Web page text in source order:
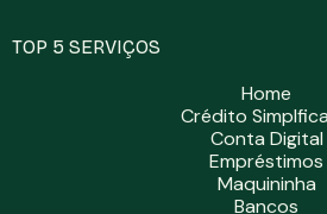
TOP 5 SERVIÇOS
Home
Crédito
Conta Digital
Empréstimos
Maquininha
Bancos